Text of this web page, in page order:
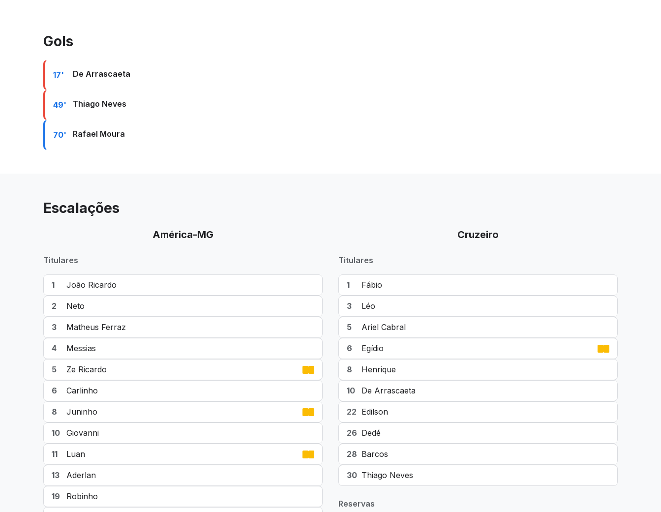
Gols
17' De Arrascaeta
49' Thiago Neves
70' Rafael Moura
Escalações
América-MG
Titulares
1 João Ricardo
2 Neto
3 Matheus Ferraz
4 Messias
5 Ze Ricardo
6 Carlinho
8 Juninho
10 Giovanni
11 Luan
13 Aderlan
19 Robinho
Cruzeiro
Titulares
1 Fábio
3 Léo
5 Ariel Cabral
6 Egídio
8 Henrique
10 De Arrascaeta
22 Edilson
26 Dedé
28 Barcos
30 Thiago Neves
Reservas